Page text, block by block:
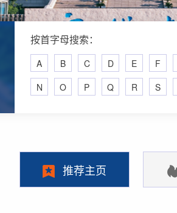
按首字母搜索：
A B C D E F
N
O P Q R S
推荐主页